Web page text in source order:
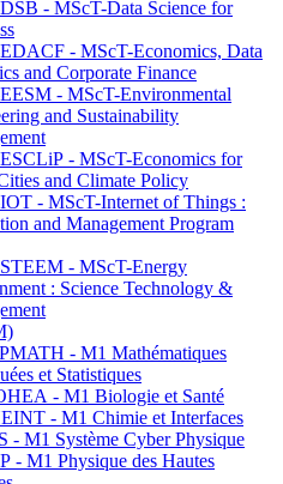
- MScT-Data Science for
- MScT-Economics, Data
and Corporate Finance
- MScT-Environmental
and Sustainability
- MScT-Economics for
and Climate Policy
- MScT-Internet of Things :
and Management Program
- MScT-Energy
: Science Technology &
- M1 Mathématiques
et Statistiques
- M1 Biologie et Santé
- M1 Chimie et Interfaces
- M1 Système Cyber Physique
- M1 Physique des Hautes